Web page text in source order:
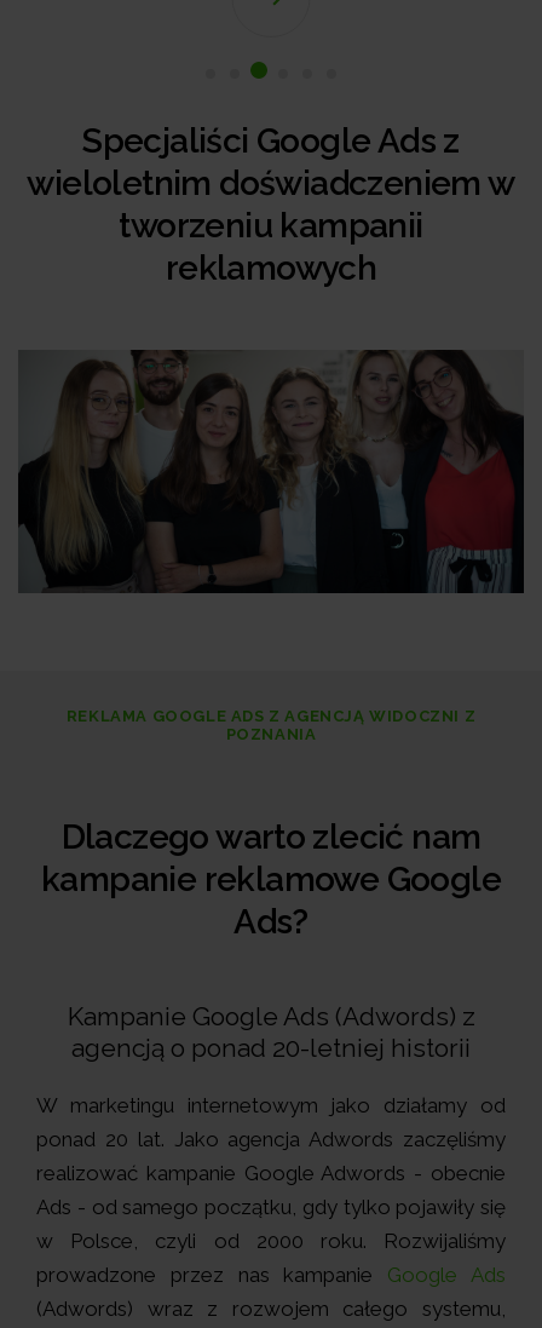
Specjaliści Google Ads z
wieloletnim doświadczeniem w
tworzeniu kampanii
reklamowych
REKLAMA GOOGLE ADS Z AGENCJĄ WIDOCZNI Z
POZNANIA
Dlaczego warto zlecić nam
kampanie reklamowe Google
Ads?
Kampanie Google Ads (Adwords) z
agencją o ponad 20-letniej historii
W marketingu internetowym jako działamy od
ponad 20 lat. Jako agencja Adwords zaczęliśmy
realizować kampanie Google Adwords - obecnie
Ads - od samego początku, gdy tylko pojawiły się
w Polsce, czyli od 2000 roku. Rozwijaliśmy
prowadzone przez nas kampanie Google Ads
(Adwords) wraz z rozwojem całego systemu,